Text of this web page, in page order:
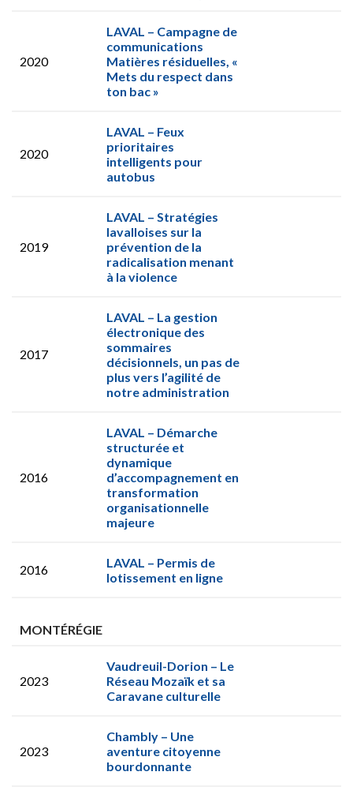
2020
LAVAL – Campagne de
communications
Matières résiduelles, «
Mets du respect dans
ton bac »
2020
LAVAL – Feux
prioritaires
intelligents pour
autobus
2019
LAVAL – Stratégies
lavalloises sur la
prévention de la
radicalisation menant
à la violence
2017
LAVAL – La gestion
électronique des
sommaires
décisionnels, un pas de
plus vers l’agilité de
notre administration
2016
LAVAL – Démarche
structurée et
dynamique
d’accompagnement en
transformation
organisationnelle
majeure
2016
LAVAL – Permis de
lotissement en ligne
MONTÉRÉGIE
2023
Vaudreuil-Dorion – Le
Réseau Mozaïk et sa
Caravane culturelle
2023
Chambly – Une
aventure citoyenne
bourdonnante